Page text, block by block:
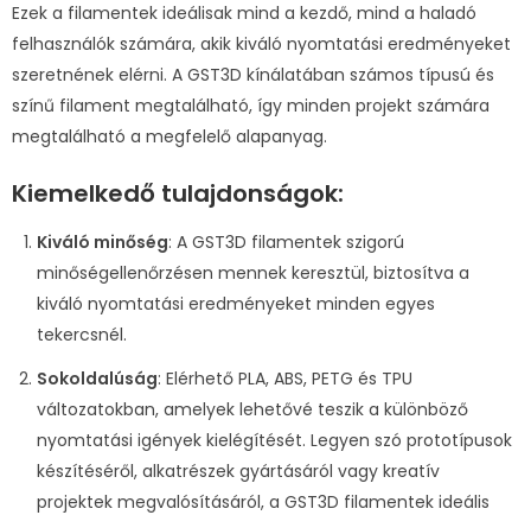
Ezek a filamentek ideálisak mind a kezdő, mind a haladó
felhasználók számára, akik kiváló nyomtatási eredményeket
szeretnének elérni. A GST3D kínálatában számos típusú és
színű filament megtalálható, így minden projekt számára
megtalálható a megfelelő alapanyag.
Kiemelkedő tulajdonságok:
Kiváló minőség: A GST3D filamentek szigorú
minőségellenőrzésen mennek keresztül, biztosítva a
kiváló nyomtatási eredményeket minden egyes
tekercsnél.
Sokoldalúság: Elérhető PLA, ABS, PETG és TPU
változatokban, amelyek lehetővé teszik a különböző
nyomtatási igények kielégítését. Legyen szó prototípusok
készítéséről, alkatrészek gyártásáról vagy kreatív
projektek megvalósításáról, a GST3D filamentek ideális